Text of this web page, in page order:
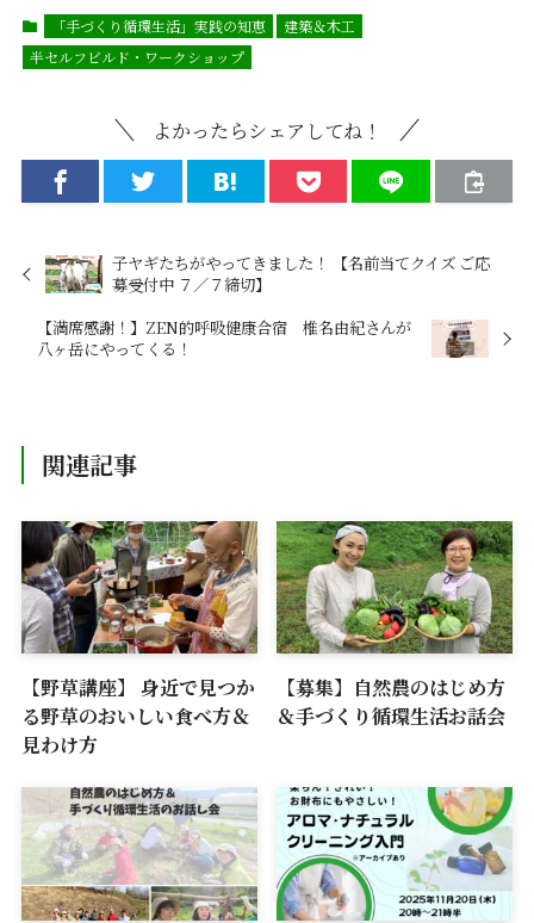
「手づくり循環生活」実践の知恵
建築＆木工
半セルフビルド・ワークショップ
よかったらシェアしてね！
子ヤギたちがやってきました！ 【名前当てクイズ ご応
募受付中 ７／７締切】 ㅤ
【満席感謝！】ZEN的呼吸健康合宿 椎名由紀さんが
八ヶ岳にやってくる！
関連記事
【野草講座】 身近で見つか
る野草のおいしい食べ方＆
見わけ方
【募集】自然農のはじめ方
＆手づくり循環生活お話会